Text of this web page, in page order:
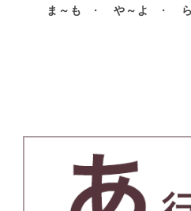
ま～も ・ や～よ ・